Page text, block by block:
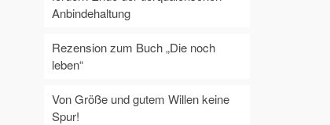
Anbindehaltung
Rezension zum Buch „Die noch
leben“
Von Größe und gutem Willen keine
Spur!